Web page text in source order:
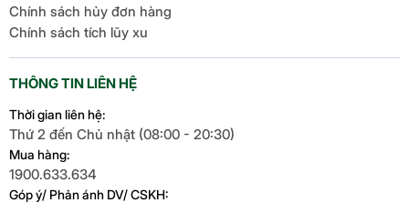
Chính sách hủy đơn hàng
Chính sách tích lũy xu
THÔNG TIN LIÊN HỆ
Thời gian liên hệ:
Thứ 2 đến Chủ nhật (08:00 - 20:30)
Mua hàng:
1900.633.634
Góp ý/ Phản ánh DV/ CSKH: